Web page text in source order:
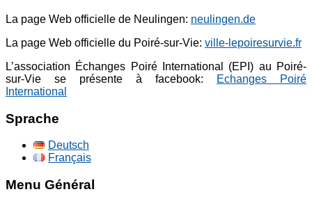
La page Web officielle de Neulingen: neulingen.de
La page Web officielle du Poiré-sur-Vie: ville-lepoiresurvie.fr
L’association Échanges Poiré International (EPI) au Poiré-
sur-Vie se présente à facebook:
Echanges Poiré
International
Sprache
Deutsch
Français
Menu Général